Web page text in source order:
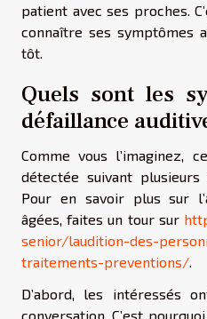
patient avec ses proches.
connaître ses symptômes
tôt.
Quels sont les
défaillance
Comme vous l’imaginez,
détectée suivant
Pour en savoir plus sur
âgées, faites un tour sur
senior/laudition-des-
traitements-preventions/
D’abord, les intéressés
conversation. C’est